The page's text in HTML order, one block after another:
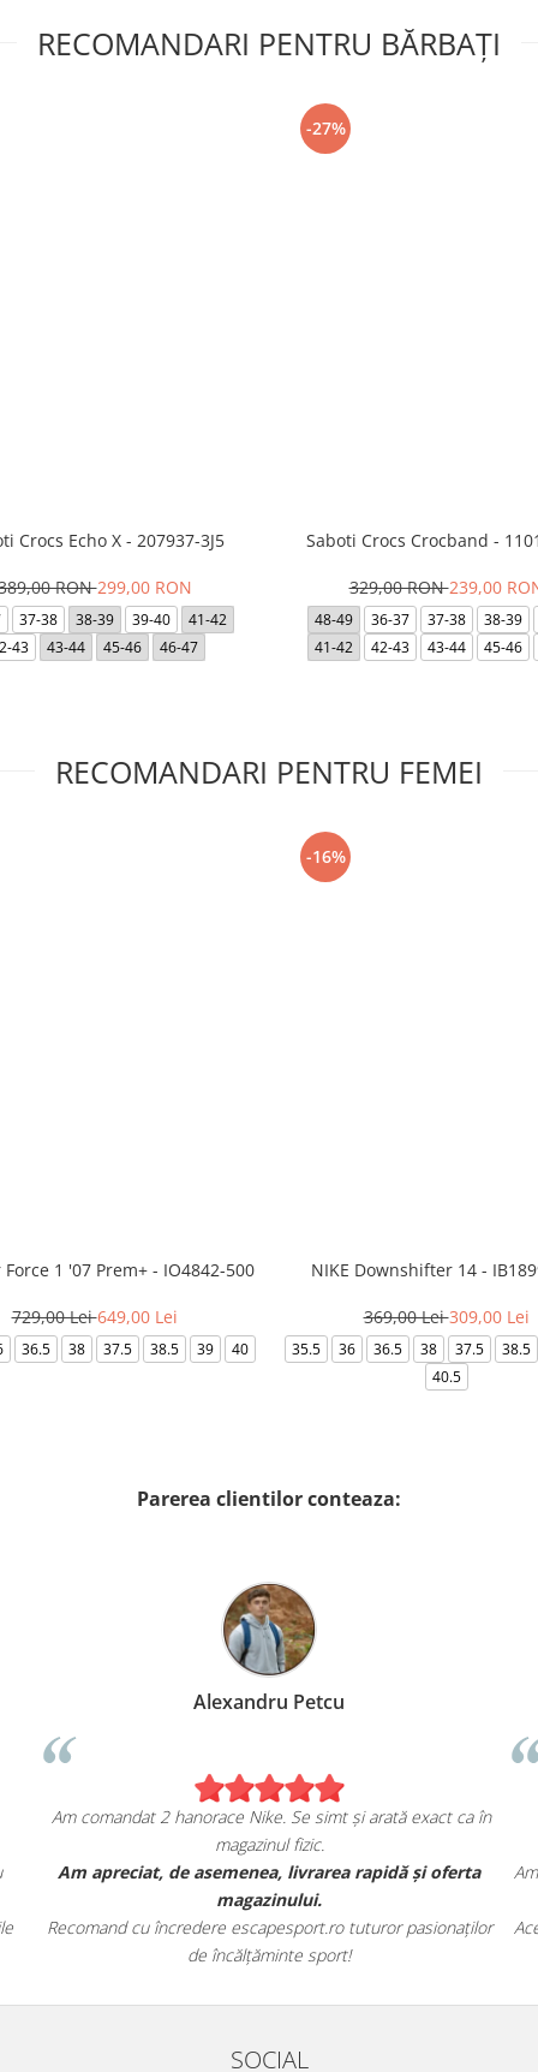
RECOMANDARI PENTRU BĂRBAŢI
Crocs Echo X - 207937-3J5
RON299,00 RON
37-38 38-39 39-40
41-42
43
43-44 45-46 46-47
-27%
Saboti Crocs Crocband -
329,00 RON239,00
48-49 36-37 37-38
38-39
41-42
42-43 43-44 45-46
RECOMANDARI PENTRU FEMEI
Force 1 '07 Prem+ - IO4842-500
729,00 Lei649,00 Lei
36.5 38 37.5 38.5 39 40
-16%
NIKE Downshifter 14 -
369,00 Lei309,00 Lei
35.5 36 36.5 38 37.5
38.5
40.5
Parerea clientilor conteaza:
Alexandru Petcu
Am comandat 2 hanorace Nike. Se simt și arată exact ca în
magazinul fizic.
Am apreciat, de asemenea, livrarea rapidă și oferta
magazinului.
Recomand cu încredere escapesport.ro tuturor pasionaților
de încălțăminte sport!
SOCIAL